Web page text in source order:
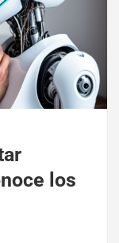
los